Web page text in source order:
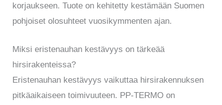
korjaukseen. Tuote on kehitetty kestämään Suomen
pohjoiset olosuhteet vuosikymmenten ajan.
Miksi eristenauhan kestävyys on tärkeää
hirsirakenteissa?
Eristenauhan kestävyys vaikuttaa hirsirakennuksen
pitkäaikaiseen toimivuuteen. PP-TERMO on